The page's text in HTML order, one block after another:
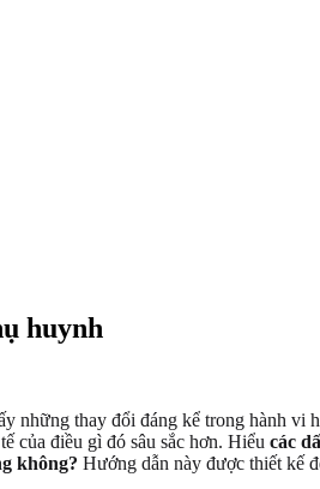
huynh
những thay đổi đáng kể trong hành vi
của điều gì đó sâu sắc hơn. Hiểu các
không? Hướng dẫn này được thiết kế